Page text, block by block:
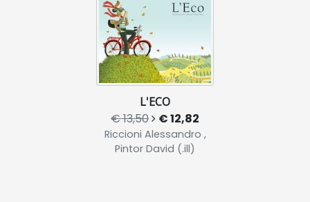
L'ECO
€ 13,50 € 12,82
Riccioni Alessandro ,
Pintor David (.ill)